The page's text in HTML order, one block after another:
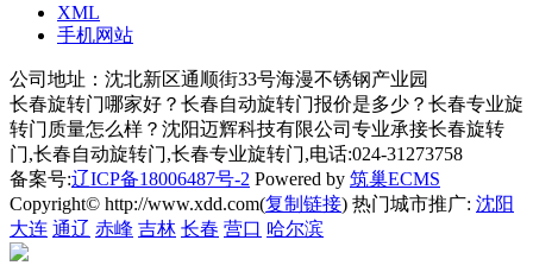
XML
手机网站
公司地址：沈北新区通顺街33号海漫不锈钢产业园
长春旋转门哪家好？长春自动旋转门报价是多少？长春专业旋
转门质量怎么样？沈阳迈辉科技有限公司专业承接长春旋转
门,长春自动旋转门,长春专业旋转门,电话:024-31273758
备案号:辽ICP备18006487号-2 Powered by 筑巢ECMS
Copyright© http://www.xdd.com(复制链接) 热门城市推广: 沈阳
大连 通辽 赤峰 吉林 长春 营口 哈尔滨